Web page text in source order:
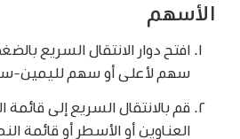
الأسهم
افتح دوار الانتقال السريع
سهم لأعلى أو سهم لليمين-
قم بالانتقال السريع إلى قائمة
العناوين أو الأسطر أو قائمة